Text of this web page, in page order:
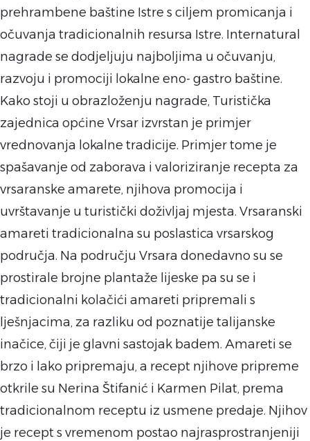
prehrambene baštine Istre s ciljem promicanja i
očuvanja tradicionalnih resursa Istre. Internatural
nagrade se dodjeljuju najboljima u očuvanju,
razvoju i promociji lokalne eno- gastro baštine.
Kako stoji u obrazloženju nagrade, Turistička
zajednica općine Vrsar izvrstan je primjer
vrednovanja lokalne tradicije. Primjer tome je
spašavanje od zaborava i valoriziranje recepta za
vrsaranske amarete, njihova promocija i
uvrštavanje u turistički doživljaj mjesta. Vrsaranski
amareti tradicionalna su poslastica vrsarskog
područja. Na području Vrsara donedavno su se
prostirale brojne plantaže lijeske pa su se i
tradicionalni kolačići amareti pripremali s
lješnjacima, za razliku od poznatije talijanske
inačice, čiji je glavni sastojak badem. Amareti se
brzo i lako pripremaju, a recept njihove pripreme
otkrile su Nerina Štifanić i Karmen Pilat, prema
tradicionalnom receptu iz usmene predaje. Njihov
je recept s vremenom postao najrasprostranjeniji